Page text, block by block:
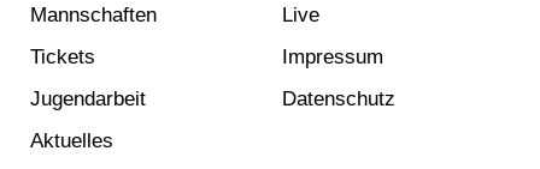
Mannschaften
Tickets
Jugendarbeit
Aktuelles
Live
Impressum
Datenschutz